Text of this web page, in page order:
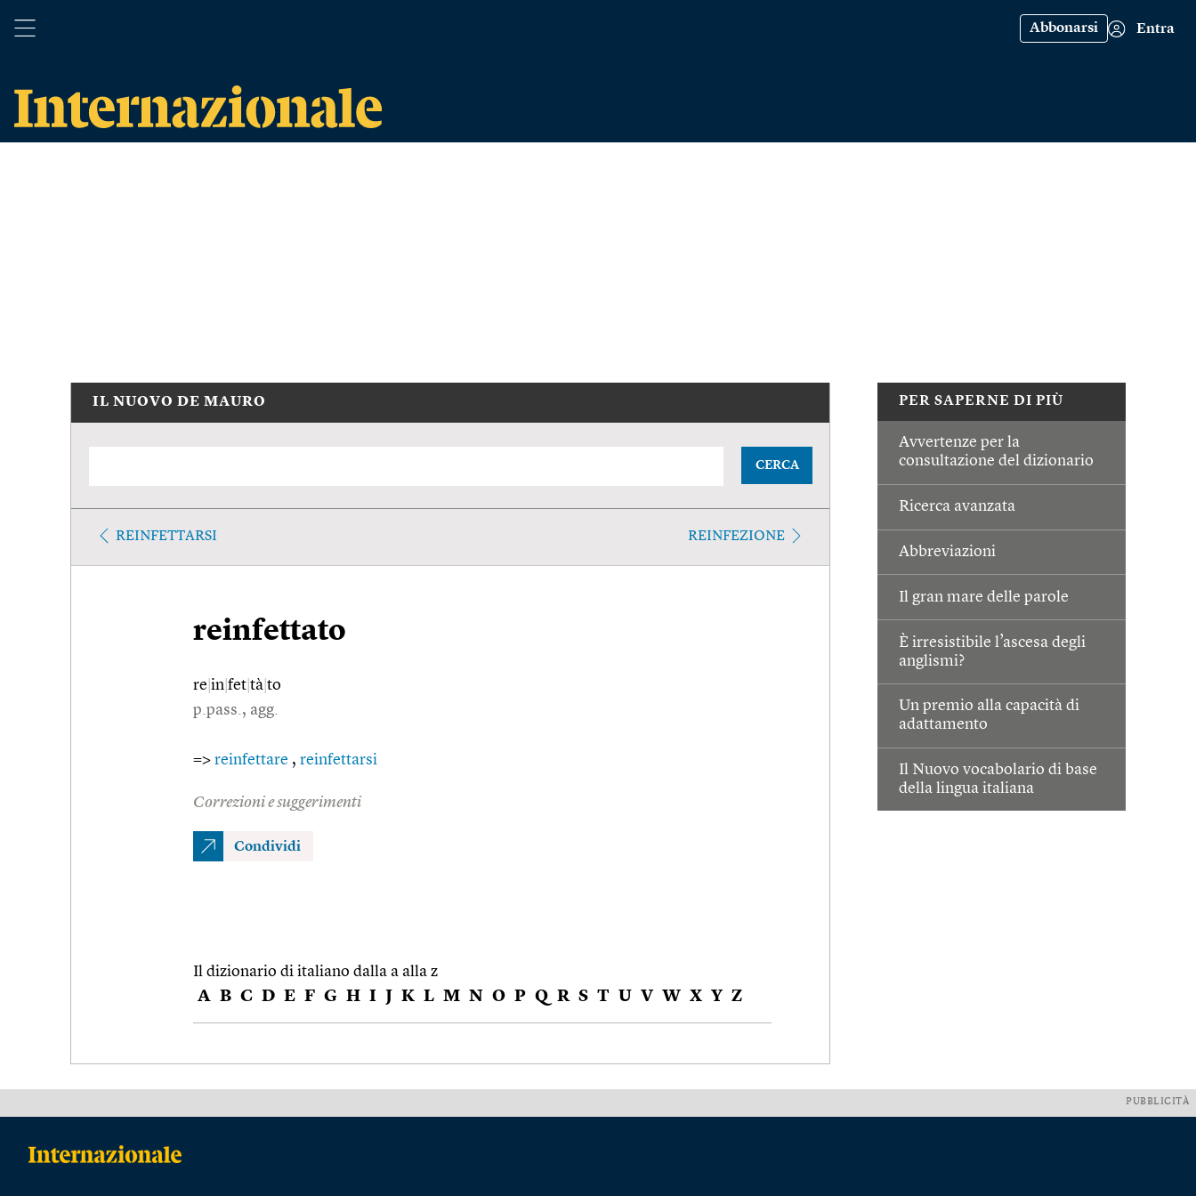
Abbonarsi Entra
PER SAPERNE DI PIÙ
Avvertenze per la
consultazione del dizionario
Ricerca avanzata
Abbreviazioni
Il gran mare delle parole
È irresistibile l’ascesa degli
anglismi?
Un premio alla capacità di
adattamento
Il Nuovo vocabolario di base
della lingua italiana
IL NUOVO DE MAURO
CERCA
REINFETTARSI REINFEZIONE
reinfettato
re in fet tà to
p.pass., agg.
=> reinfettare , reinfettarsi
Correzioni e suggerimenti
Condividi
Il dizionario di italiano dalla a alla z
A B C D E F G H I J K L M N O P Q R S T U V W X Y Z
PUBBLICITÀ